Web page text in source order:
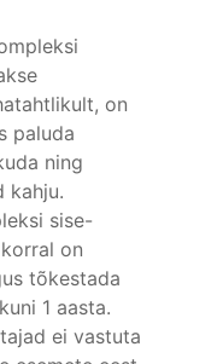
on
paluda
ning
kahju.
sise-
on
tõkestada
1 aasta.
ei vastuta